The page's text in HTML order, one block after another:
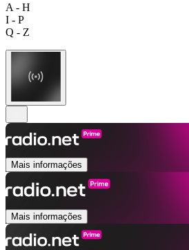
A - H
I - P
Q - Z
Mais informações
Mais informações